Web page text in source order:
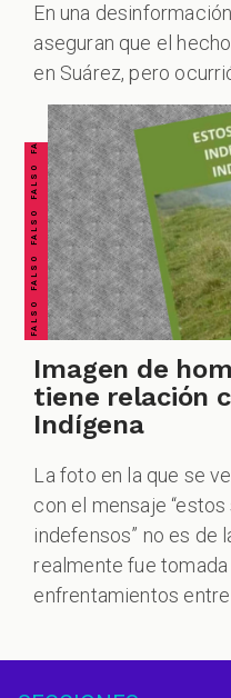
En una
aseguran que el
en Suárez, pero
FALSO FALSO FALSO FALSO FALSO FALSO FALSO
Imagen de
tiene relación
Indígena
La foto en la que se
con el mensaje
indefensos” no es de
realmente fue
enfrentamientos entre